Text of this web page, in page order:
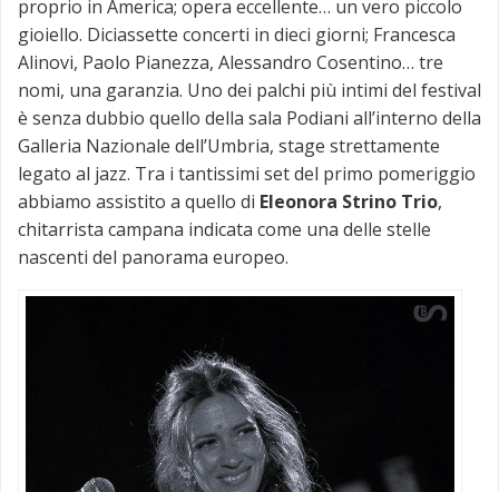
proprio in America; opera eccellente… un vero piccolo
gioiello. Diciassette concerti in dieci giorni; Francesca
Alinovi, Paolo Pianezza, Alessandro Cosentino… tre
nomi, una garanzia. Uno dei palchi più intimi del festival
è senza dubbio quello della sala Podiani all’interno della
Galleria Nazionale dell’Umbria, stage strettamente
legato al jazz. Tra i tantissimi set del primo pomeriggio
abbiamo assistito a quello di Eleonora Strino Trio,
chitarrista campana indicata come una delle stelle
nascenti del panorama europeo.